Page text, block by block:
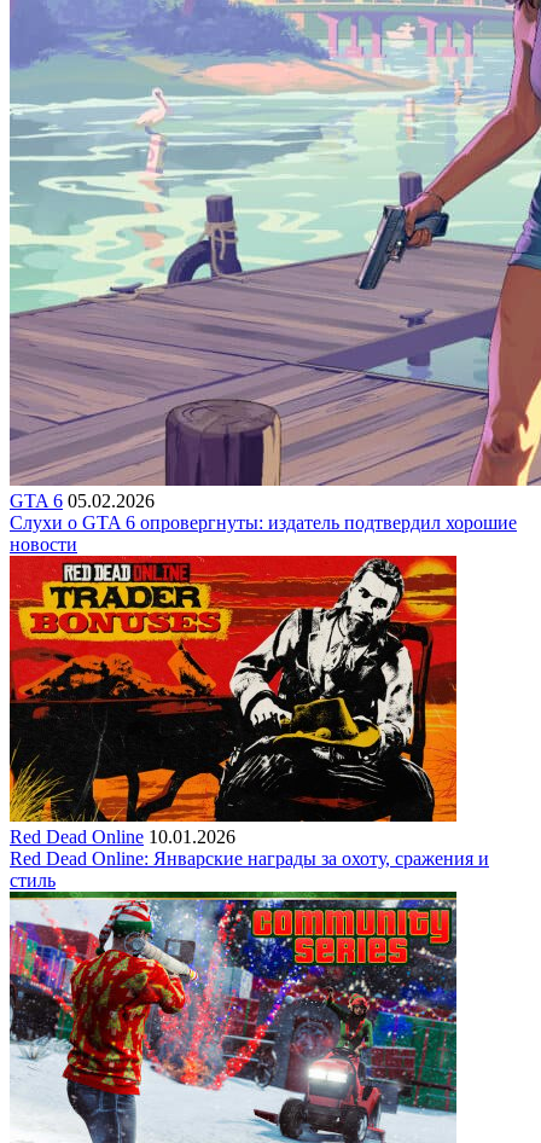
GTA 6 05.02.2026
Слухи о GTA 6 опровергнуты: издатель подтвердил хорошие
новости
Red Dead Online 10.01.2026
Red Dead Online: Январские награды за охоту, сражения и
стиль